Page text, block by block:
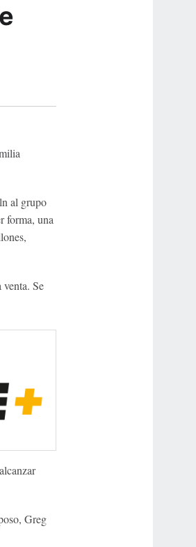
al grupo
forma, una
Se
Greg